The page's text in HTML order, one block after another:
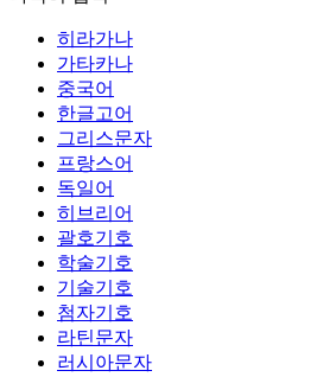
히라가나
가타카나
중국어
한글고어
그리스문자
프랑스어
독일어
히브리어
괄호기호
학술기호
기술기호
첨자기호
라틴문자
러시아문자